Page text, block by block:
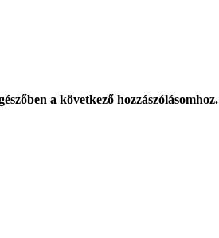
a következő hozzászólásomhoz.